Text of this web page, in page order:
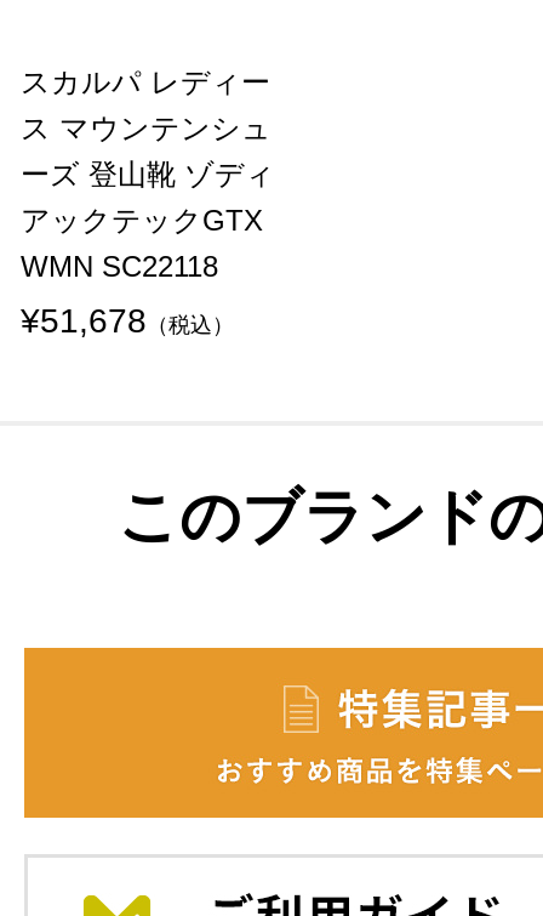
スカルパ レディー
ス マウンテンシュ
ーズ 登山靴 ゾディ
アックテックGTX
WMN SC22118
¥51,678 （税込）
このブランド